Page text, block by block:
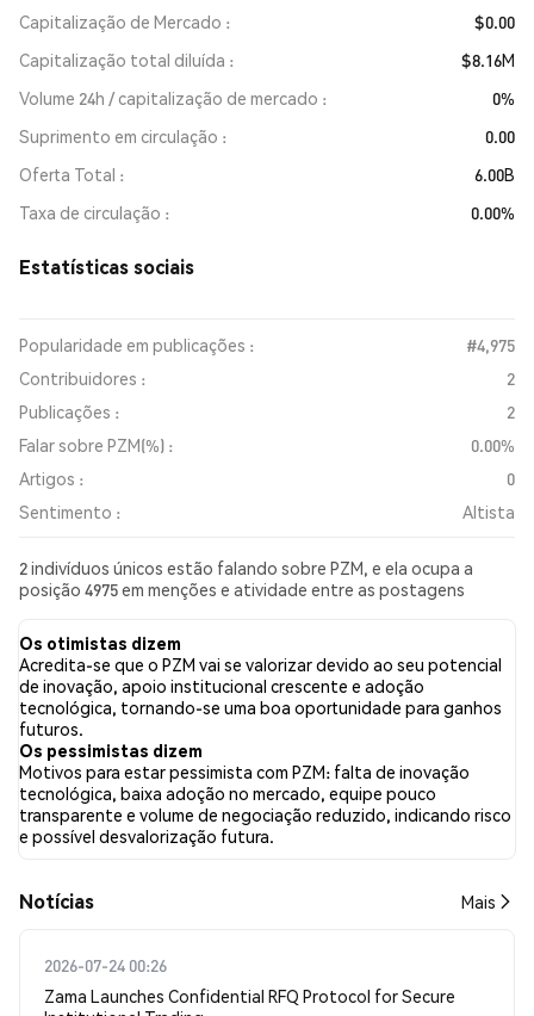
Capitalização de Mercado
$0.00
Capitalização total diluída
$8.16M
Volume 24h / capitalização de mercado
0%
Suprimento em circulação
0.00
Oferta Total
6.00B
Taxa de circulação
0.00%
Estatísticas sociais
Popularidade em publicações :
#4,975
Contribuidores :
2
Publicações :
2
Falar sobre PZM(%) :
0.00%
Artigos :
0
Sentimento :
Altista
2 indivíduos únicos estão falando sobre PZM, e ela ocupa a
posição 4975 em menções e atividade entre as postagens
em todas as redes sociais foi Altista. Por fim, foram publicados
0 artigos de notícias sobre PZM. No Twitter, 50.00% dos tweets
apresentaram um sentimento otimista em comparação com
0.00% dos tweets com sentimento pessimista sobre PZM.
50.00% dos tweets foram neutros em relação a PZM. Esses
sentimentos são baseados em 2 tweets.
Os otimistas dizem
Acredita-se que o PZM vai se valorizar devido ao seu potencial
de inovação, apoio institucional crescente e adoção
tecnológica, tornando-se uma boa oportunidade para ganhos
futuros.
Os pessimistas dizem
Motivos para estar pessimista com PZM: falta de inovação
tecnológica, baixa adoção no mercado, equipe pouco
transparente e volume de negociação reduzido, indicando risco
e possível desvalorização futura.
​​Notícias​​ Mais
2026-07-24 00:26
Zama Launches Confidential RFQ Protocol for Secure